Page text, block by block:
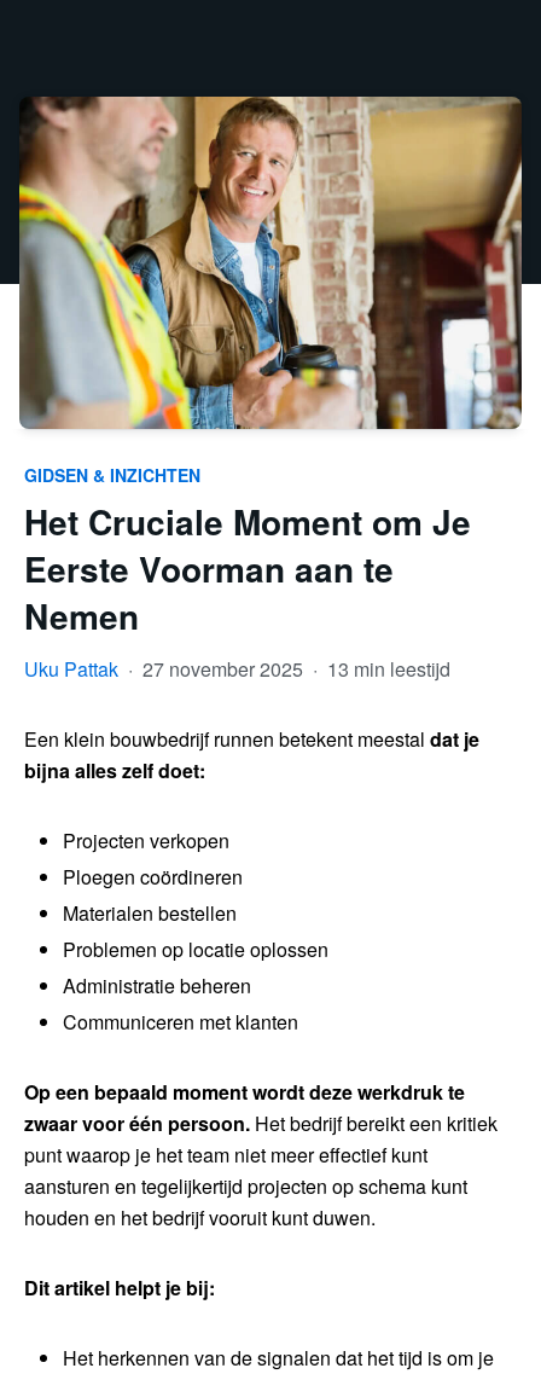
GIDSEN & INZICHTEN
Het Cruciale Moment om Je
Eerste Voorman aan te
Nemen
Uku Pattak · 27 november 2025 · 13 min leestijd
Een klein bouwbedrijf runnen betekent meestal dat je
bijna alles zelf doet:
Projecten verkopen
Ploegen coördineren
Materialen bestellen
Problemen op locatie oplossen
Administratie beheren
Communiceren met klanten
Op een bepaald moment wordt deze werkdruk te
zwaar voor één persoon. Het bedrijf bereikt een kritiek
punt waarop je het team niet meer effectief kunt
aansturen en tegelijkertijd projecten op schema kunt
houden en het bedrijf vooruit kunt duwen.
Dit artikel helpt je bij:
Het herkennen van de signalen dat het tijd is om je